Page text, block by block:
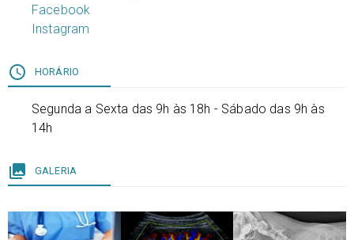
Facebook
Instagram
access_time HORÁRIO
Segunda a Sexta das 9h às 18h - Sábado das 9h às
14h
collections GALERIA